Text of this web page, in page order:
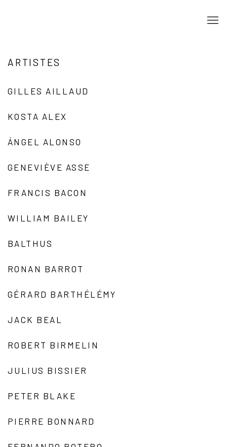
ARTISTES
GILLES AILLAUD
KOSTA ALEX
ÁNGEL ALONSO
GENEVIÈVE ASSE
FRANCIS BACON
WILLIAM BAILEY
BALTHUS
RONAN BARROT
GÉRARD BARTHÉLÉMY
JACK BEAL
ROBERT BIRMELIN
JULIUS BISSIER
PETER BLAKE
PIERRE BONNARD